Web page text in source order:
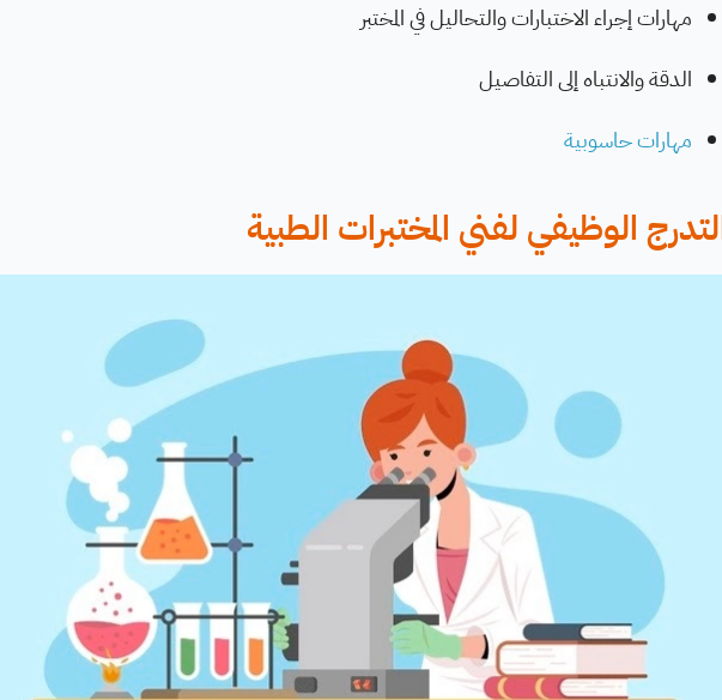
مهارات إجراء الاختبارات والتحاليل في المختبر
الدقة والانتباه إلى التفاصيل
مهارات حاسوبية
الوظيفي لفني المختبرات الطبية